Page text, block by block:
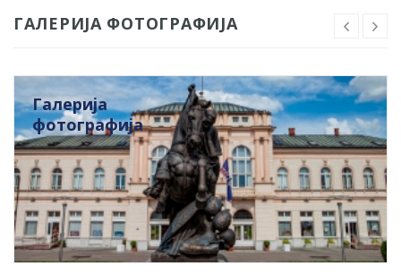
ГАЛЕРИЈА ФОТОГРАФИЈА
Галерија
фотографија